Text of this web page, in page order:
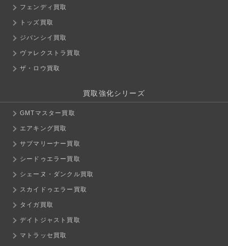
フェンディ買取
トッズ買取
ジバンシイ買取
ヴァレクストラ買取
ザ・ロウ買取
買取強化シリーズ
GMTマスター買取
エアキング買取
サブマリーナー買取
シードゥエラー買取
シェーヌ・ダンクル買取
スカイドゥエラー買取
タイガ買取
デイトジャスト買取
マトラッセ買取